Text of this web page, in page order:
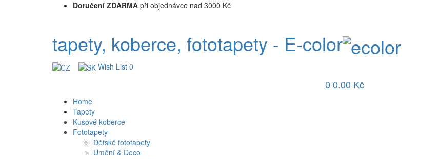
Doručení ZDARMA při objednávce nad 3000 Kč
tapety, koberce, fototapety - E-color
Wish List 0
0 0.00 Kč
Home
Tapety
Kusové koberce
Fototapety
Dětské fototapety
Umění & Deco